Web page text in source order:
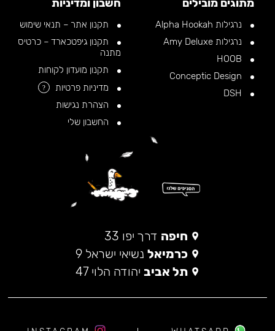
מתוגים מובילים
נרגילות Alpha Hookah
נרגילות Amy Deluxe
חשבון ומדיניות
תקנון אתר – תנאי שימוש
תקנון גיפטכארד – כרטיס
מתנה
תקנון מועדון לקוחות
מדיניות פרטיות
?
הצהרת נגישות
החשבון שלי
חיפה דרך יפו 33
כרמיאל נשיאי ישראל 9
תל אביב יהודה הלוי 47